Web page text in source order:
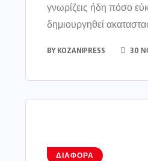
γνωρίζεις ήδη πόσο
δημιουργηθεί
BY KOZANIPRESS 30
ΔΙΆΦΟΡΑ